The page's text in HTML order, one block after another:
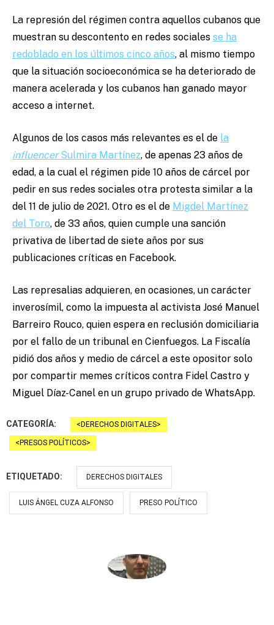
La represión del régimen contra aquellos cubanos que
muestran su descontento en redes sociales se ha
redoblado en los últimos cinco años, al mismo tiempo
que la situación socioeconómica se ha deteriorado de
manera acelerada y los cubanos han ganado mayor
acceso a internet.
Algunos de los casos más relevantes es el de la
influencerSulmira Martínez, de apenas 23 años de
edad, a la cual el régimen pide 10 años de cárcel por
pedir en sus redes sociales otra protesta similar a la
del 11 de julio de 2021. Otro es el de Migdel Martínez
del Toro, de 33 años, quien cumple una sanción
privativa de libertad de siete años por sus
publicaciones críticas en Facebook.
Las represalias adquieren, en ocasiones, un carácter
inverosímil, como la impuesta al activista José Manuel
Barreiro Rouco, quien espera en reclusión domiciliaria
por el fallo de un tribunal en Cienfuegos. La Fiscalía
pidió dos años y medio de cárcel a este opositor solo
por compartir memes críticos contra Fidel Castro y
Miguel Díaz-Canel en un grupo privado de WhatsApp.
CATEGORÍA: DERECHOS DIGITALES
PRESOS POLÍTICOS
ETIQUETADO: DERECHOS DIGITALES
LUIS ÁNGEL CUZA ALFONSO PRESO POLÍTICO